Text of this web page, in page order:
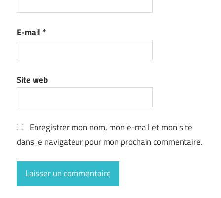
E-mail *
Site web
Enregistrer mon nom, mon e-mail et mon site
dans le navigateur pour mon prochain commentaire.